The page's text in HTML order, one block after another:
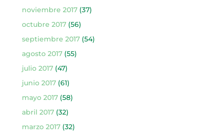
noviembre 2017(37)
octubre 2017(56)
septiembre 2017(54)
agosto 2017(55)
julio 2017(47)
junio 2017(61)
mayo 2017(58)
abril 2017(32)
marzo 2017(32)